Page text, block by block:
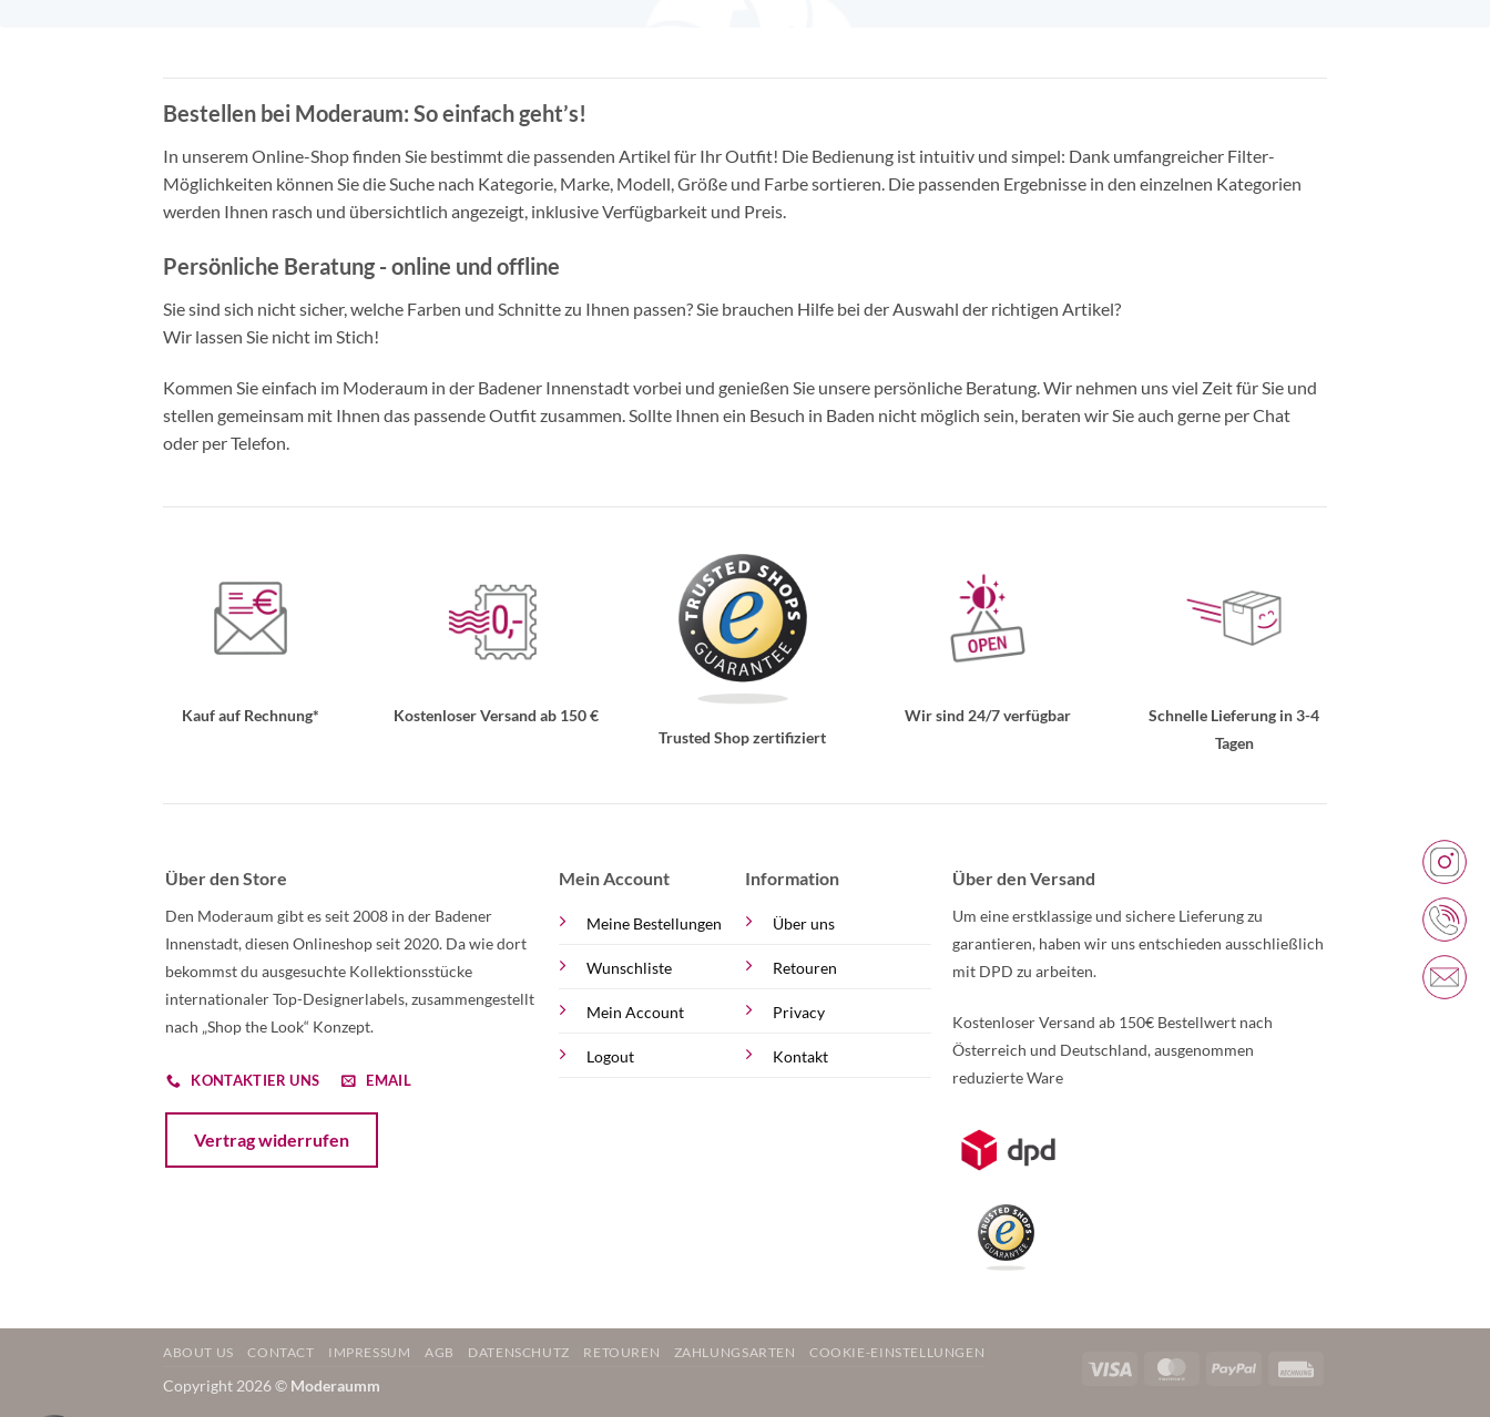
Bestellen bei Moderaum: So einfach geht’s!
In unserem Online-Shop finden Sie bestimmt die passenden Artikel für Ihr Outfit! Die Bedienung ist intuitiv und simpel: Dank umfangreicher Filter-
Möglichkeiten können Sie die Suche nach Kategorie, Marke, Modell, Größe und Farbe sortieren. Die passenden Ergebnisse in den einzelnen Kategorien
werden Ihnen rasch und übersichtlich angezeigt, inklusive Verfügbarkeit und Preis.
Persönliche Beratung - online und offline
Sie sind sich nicht sicher, welche Farben und Schnitte zu Ihnen passen? Sie brauchen Hilfe bei der Auswahl der richtigen Artikel?
Wir lassen Sie nicht im Stich!
Kommen Sie einfach im Moderaum in der Badener Innenstadt vorbei und genießen Sie unsere persönliche Beratung. Wir nehmen uns viel Zeit für Sie und
stellen gemeinsam mit Ihnen das passende Outfit zusammen. Sollte Ihnen ein Besuch in Baden nicht möglich sein, beraten wir Sie auch gerne per Chat
oder per Telefon.
Kauf auf Rechnung*
Kostenloser Versand ab 150 €
Trusted Shop zertifiziert
Wir sind 24/7 verfügbar
Schnelle Lieferung in 3-4
Tagen
Über den Store
Den Moderaum gibt es seit 2008 in der Badener
Innenstadt, diesen Onlineshop seit 2020. Da wie dort
bekommst du ausgesuchte Kollektionsstücke
internationaler Top-Designerlabels, zusammengestellt
nach „Shop the Look“ Konzept.
KONTAKTIER UNS EMAIL
Vertrag widerrufen
Mein Account
Meine Bestellungen
Wunschliste
Mein Account
Logout
Information
Über uns
Retouren
Privacy
Kontakt
Über den Versand
Um eine erstklassige und sichere Lieferung zu
garantieren, haben wir uns entschieden ausschließlich
mit DPD zu arbeiten.
Kostenloser Versand ab 150€ Bestellwert nach
Österreich und Deutschland, ausgenommen
reduzierte Ware
Weitere Informationen über den gesperrten Inhalt.
Visa MasterCardPayPal
ABOUT US CONTACT IMPRESSUM AGB DATENSCHUTZ RETOUREN ZAHLUNGSARTEN COOKIE-EINSTELLUNGEN
Copyright 2026 © Moderaumm